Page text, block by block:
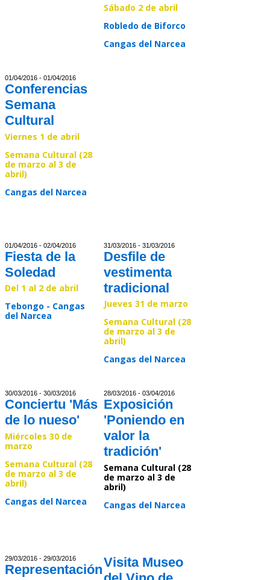
Sábado 2 de abril
Robledo de Biforco
Cangas del Narcea
01/04/2016 - 01/04/2016
Conferencias
Semana
Cultural
Viernes 1 de abril
Semana Cultural (28
de marzo al 3 de
abril)
Cangas del Narcea
01/04/2016 - 02/04/2016
Fiesta de la
Soledad
Del 1 al 2 de abril
Tebongo - Cangas
del Narcea
31/03/2016 - 31/03/2016
Desfile de
vestimenta
tradicional
Jueves 31 de marzo
Semana Cultural (28
de marzo al 3 de
abril)
Cangas del Narcea
30/03/2016 - 30/03/2016
Conciertu 'Más
de lo nueso'
Miércoles 30 de
marzo
Semana Cultural (28
de marzo al 3 de
abril)
Cangas del Narcea
28/03/2016 - 03/04/2016
Exposición
'Poniendo en
valor la
tradición'
Semana Cultural (28
de marzo al 3 de
abril)
Cangas del Narcea
29/03/2016 - 29/03/2016
RepresentaciónVisita Museo